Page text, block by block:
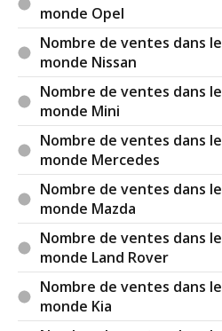
monde Opel
Nombre de ventes dans le
monde Nissan
Nombre de ventes dans le
monde Mini
Nombre de ventes dans le
monde Mercedes
Nombre de ventes dans le
monde Mazda
Nombre de ventes dans le
monde Land Rover
Nombre de ventes dans le
monde Kia